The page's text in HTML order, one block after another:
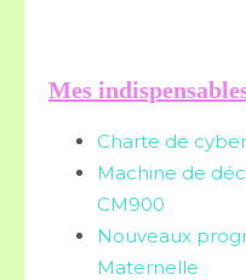
Mes
Charte de
Machine de
CM900
Nouveaux
Maternelle